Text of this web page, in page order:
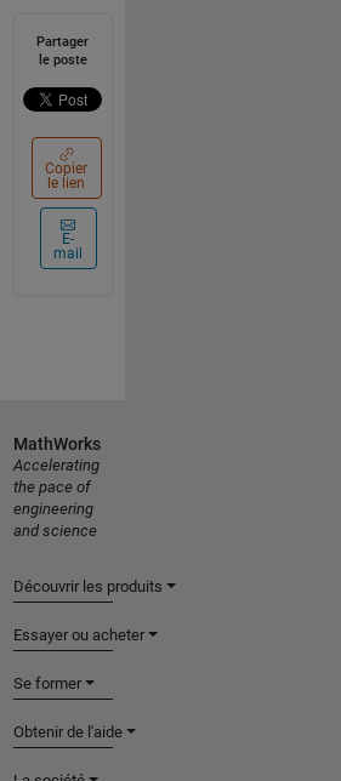
Partager
le poste
Copier
le lien
E-
mail
MathWorks
Accelerating
the pace of
engineering
and science
Découvrir les produits
Essayer ou acheter
Se former
Obtenir de l'aide